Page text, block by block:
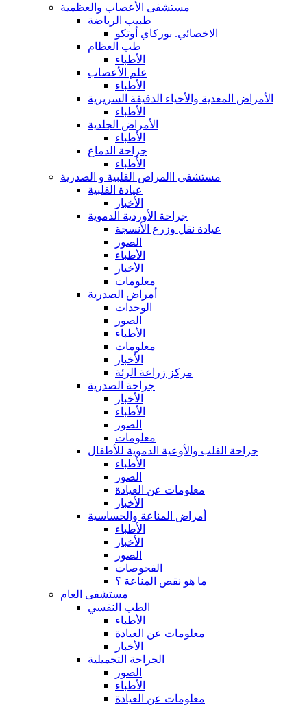
مستشفى الأعصاب والعظمية
طبيب الرياضة
الاخصائي. بوركاي أوتكو
طب العظام
الأطباء
علم الأعصاب
الأطباء
الأمراض المعدية والأحياء الدقيقة السريرية
الأطباء
الأمراض الجلدية
الأطباء
جراحة الدماغ
الأطباء
مستشفى االمراض القلبية و الصدرية
عيادة القلبية
الأخبار
جراحة الأوردية الدموية
عيادة نقل وزرع الأنسجة
الصور
الأطباء
الأخبار
معلومات
أمراض الصدرية
الوحدات
الصور
الأطباء
معلومات
الأخبار
مركز زراعة الرئة
جراحة الصدرية
الأخبار
الأطباء
الصور
معلومات
جراحة القلب والأوعية الدموية للأطفال
الأطباء
الصور
معلومات عن العيادة
الأخبار
أمراض المناعة والحساسية
الأطباء
الأخبار
الصور
الفحوصات
ما هو نقص المناعة ؟
مستشفى العام
الطب النفسي
الأطباء
معلومات عن العيادة
الأخبار
الجراحة التجميلية
الصور
الأطباء
معلومات عن العيادة